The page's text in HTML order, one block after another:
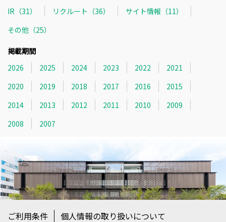
IR（31）
リクルート（36）
サイト情報（11）
その他（25）
掲載期間
2026
2025 2024 2023 2022
2021
2020
2019 2018 2017 2016
2015
2014
2013 2012 2011 2010
2009
2008
2007
ご利用条件 個人情報の取り扱いについて